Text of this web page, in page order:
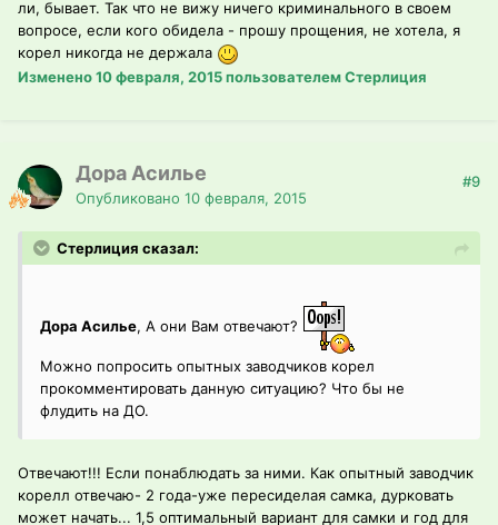
ли, бывает. Так что не вижу ничего криминального в своем
вопросе, если кого обидела - прошу прощения, не хотела, я
корел никогда не держала
Изменено10 февраля, 2015пользователем Стерлиция
Дора Асилье
Опубликовано 10 февраля, 2015
#9
Стерлиция сказал:
Дора Асилье, А они Вам отвечают?
Можно попросить опытных заводчиков корел
прокомментировать данную ситуацию? Что бы не
флудить на ДО.
Отвечают!!! Если понаблюдать за ними. Как опытный заводчик
корелл отвечаю- 2 года-уже пересиделая самка, дурковать
может начать... 1,5 оптимальный вариант для самки и год для